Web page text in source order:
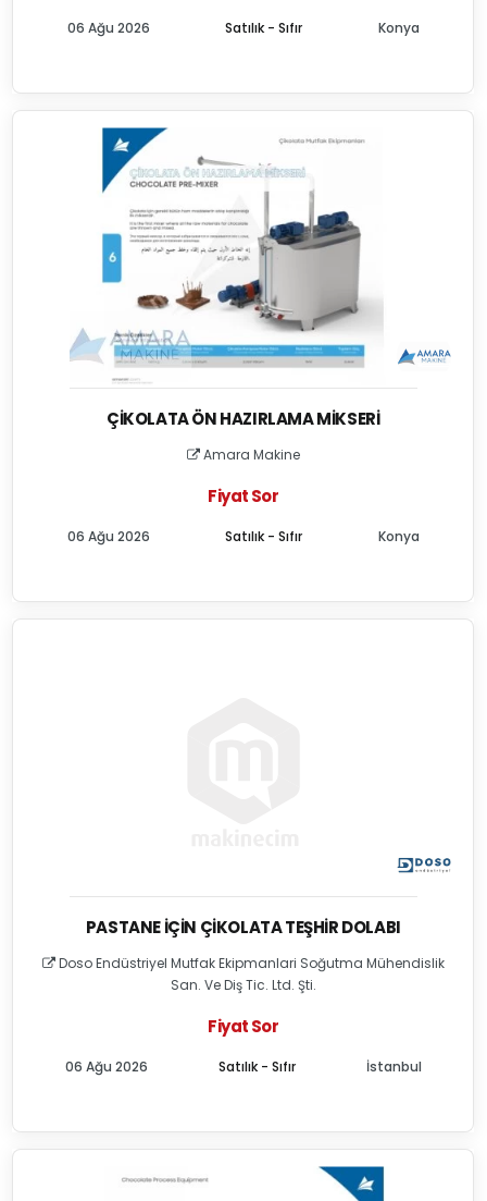
Satılık - Sıfır
06 Ağu 2026 Konya
ÇIKOLATA ÖN HAZIRLAMA MIKSERI
Amara Makine
Fiyat Sor
Satılık - Sıfır
06 Ağu 2026 Konya
PASTANE İÇIN ÇIKOLATA TEŞHIR DOLABI
Doso Endüstriyel Mutfak Ekipmanlari Soğutma Mühendislik
San. Ve Diş Tic. Ltd. Şti.
Fiyat Sor
Satılık - Sıfır
06 Ağu 2026 İstanbul